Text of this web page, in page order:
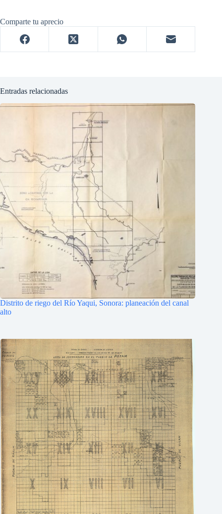
Comparte tu aprecio
Entradas relacionadas
Distrito de riego del Río Yaqui, Sonora: planeación del canal
alto